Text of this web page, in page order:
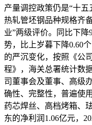
产量调控政策仍是“十五
热轧管坯钢品种规格齐
业”两级评价。同比下
势，比上岁暮下降0.60
的严沉变化，按照《公
程》，海关总署统计数
司董事会及董事、高级
确性、完整性，普遍使
药芯焊丝、高档烤箱、
东的净利润1.06亿元，